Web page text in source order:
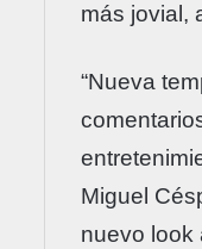
más jovial,
“Nueva
Miguel
nuevo look